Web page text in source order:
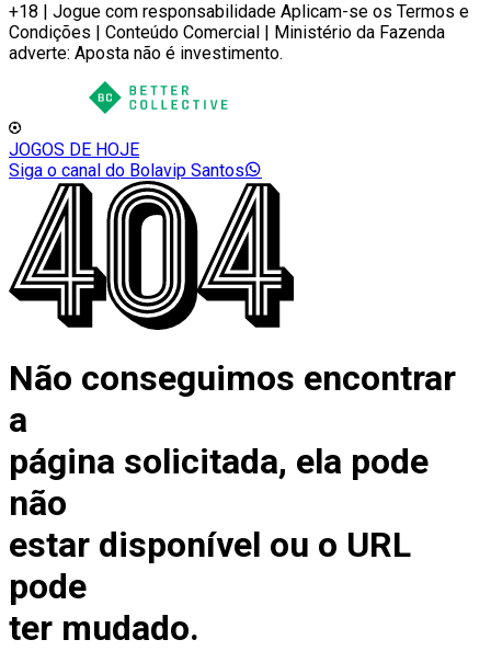
+18 | Jogue com responsabilidade Aplicam-se os Termos e
Condições | Conteúdo Comercial | Ministério da Fazenda
adverte: Aposta não é investimento.
JOGOS DE HOJE
Siga o canal do Bolavip Santos
Não conseguimos encontrar
a
página solicitada, ela pode
não
estar disponível ou o URL
pode
ter mudado.